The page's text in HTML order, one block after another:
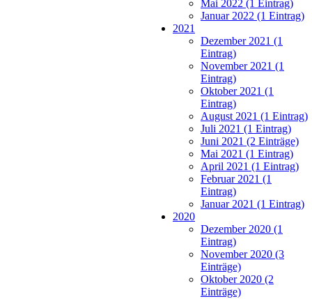
Mai 2022 (1 Eintrag)
Januar 2022 (1 Eintrag)
2021
Dezember 2021 (1
Eintrag)
November 2021 (1
Eintrag)
Oktober 2021 (1
Eintrag)
August 2021 (1 Eintrag)
Juli 2021 (1 Eintrag)
Juni 2021 (2 Einträge)
Mai 2021 (1 Eintrag)
April 2021 (1 Eintrag)
Februar 2021 (1
Eintrag)
Januar 2021 (1 Eintrag)
2020
Dezember 2020 (1
Eintrag)
November 2020 (3
Einträge)
Oktober 2020 (2
Einträge)